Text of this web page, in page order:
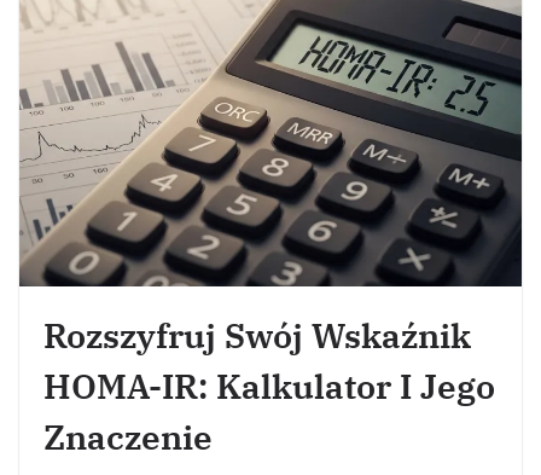
Rozszyfruj Swój Wskaźnik
HOMA-IR: Kalkulator I Jego
Znaczenie